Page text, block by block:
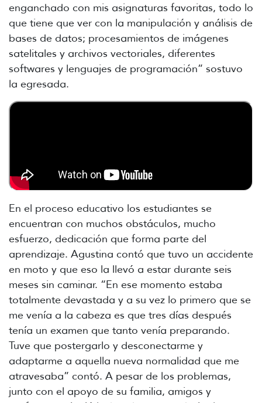
enganchado con mis asignaturas favoritas, todo lo
que tiene que ver con la manipulación y análisis de
bases de datos; procesamientos de imágenes
satelitales y archivos vectoriales, diferentes
softwares y lenguajes de programación” sostuvo
la egresada.
En el proceso educativo los estudiantes se
encuentran con muchos obstáculos, mucho
esfuerzo, dedicación que forma parte del
aprendizaje. Agustina contó que tuvo un accidente
en moto y que eso la llevó a estar durante seis
meses sin caminar. “En ese momento estaba
totalmente devastada y a su vez lo primero que se
me venía a la cabeza es que tres días después
tenía un examen que tanto venía preparando.
Tuve que postergarlo y desconectarme y
adaptarme a aquella nueva normalidad que me
atravesaba” contó. A pesar de los problemas,
junto con el apoyo de su familia, amigos y